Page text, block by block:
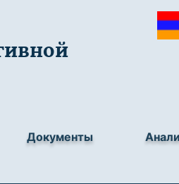
Документы